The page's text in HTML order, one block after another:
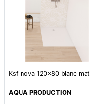
Ksf nova 120x80 blanc mat
AQUA PRODUCTION